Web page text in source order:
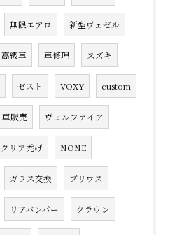
無限エアロ 新型ヴェゼル
高級車 車修理 スズキ
ゼスト VOXY custom
車販売 ヴェルファイア
クリア禿げ NONE
ガラス交換 プリウス
リアバンパー クラウン